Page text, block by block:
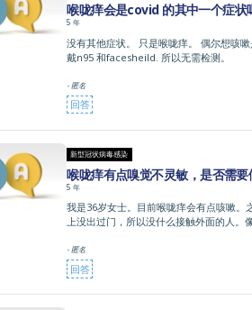
喉咙痒会是covid 的其中一个症状
5 年
没有其他症状。 只是喉咙痒。 偶尔想咳
戴n95 和facesheild. 所以无需检测。
- 匿名
回答
新型冠状病毒感染
喉咙痒有点嗅觉不灵敏，是否需
5 年
我是36岁女士。目前喉咙痒会有点咳嗽
上没出过门，所以没什么接触外面的人。
- 匿名
回答